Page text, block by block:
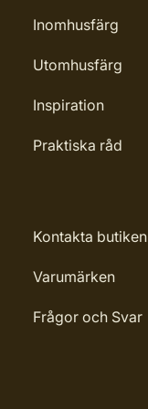
Inomhusfärg
Utomhusfärg
Inspiration
Praktiska råd
Kontakta butiken
Varumärken
Frågor och Svar